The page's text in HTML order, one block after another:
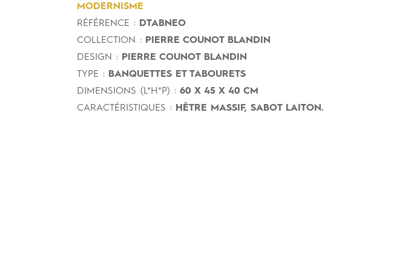
MODERNISME
RÉFÉRENCE : DTABNEO
COLLECTION : PIERRE COUNOT BLANDIN
DESIGN : PIERRE COUNOT BLANDIN
TYPE : BANQUETTES ET TABOURETS
DIMENSIONS (L*H*P) : 60 X 45 X 40 CM
CARACTÉRISTIQUES : HÊTRE MASSIF, SABOT LAITON.